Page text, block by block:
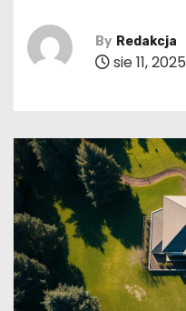
By Redakcja
sie 11, 2025